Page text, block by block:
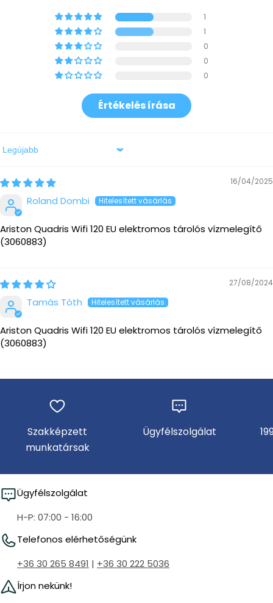
1
1
0
0
0
Értékelés írása
Sort by
16/04/2025
Roland Dombi
Ariston Quadris Wifi 120 EU elektromos tárolós vízmelegítő
(3060883)
27/08/2024
Tamás Tóth
Ariston Quadris Wifi 120 EU elektromos tárolós vízmelegítő
(3060883)
Szakképzett
munkatársak
Ügyfélszolgálat
Ügyfélszolgálat
H-P: 07:00 - 16:00
Telefonos elérhetőségünk
+36 30 265 8491 | +36 30 222 5036
Írjon nekünk!